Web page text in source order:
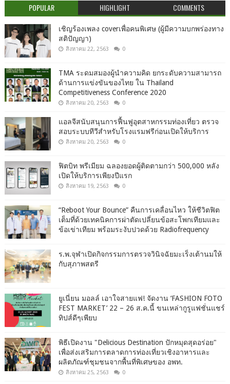
POPULAR HIGHLIGHT COMMENTS
เชิญร้องเพลง coverเพื่อคนพิเศษ (ผู้มีความบกพร่องทาง
สติปัญญา)
สิงหาคม 22, 2563 0
TMA ระดมสมองผู้นำความคิด ยกระดับความสามารถ
ด้านการแข่งขันของไทย ใน Thailand
Competitiveness Conference 2020
สิงหาคม 20, 2563 0
แอลจีสนับสนุนการฟื้นฟูอุตสาหกรรมท่องเที่ยว ตรวจ
สอบระบบทีวีสำหรับโรงแรมฟรีก่อนเปิดให้บริการ
สิงหาคม 20, 2563 0
ฟิตบิท พรีเมียม ฉลองยอดผู้ติดตามกว่า 500,000 หลัง
เปิดให้บริการเพียงปีแรก
สิงหาคม 19, 2563 0
“Reboot Your Bounce” คืนการเคลื่อนไหว ให้ชีวิตฟิต
เต็มที่ด้วยเทคนิคการผ่าตัดเปลี่ยนข้อสะโพกเทียมและ
ข้อเข่าเทียม พร้อมระงับปวดด้วย Radiofrequency
ร.พ.จุฬาเปิดกิจกรรมการตรวจวินิจฉัยมะเร็งเต้านมให้
กับสุภาพสตรี
ยูเนี่ยน มอลล์ เอาใจสายแฟ! จัดงาน ‘FASHION FOTO
FEST MARKET’ 22 – 26 ส.ค.นี้ ขนเหล่ากูรูแฟชั่นแชร์
ทิปส์ดีๆเพียบ
พิธีเปิดงาน "Delicious Destination ปักหมุดสุดอร่อย"
เพื่อส่งเสริมการตลาดการท่องเที่ยวเชิงอาหารและ
ผลิตภัณฑ์ชุมชนจากพื้นที่พิเศษของ อพท.
สิงหาคม 25, 2563 0